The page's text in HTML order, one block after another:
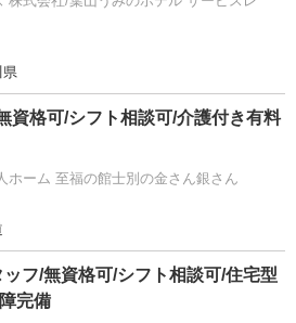
県
資格可/シフト相談可/介護付き有料
ホーム 至福の館士別の金さん銀さん
ッフ/無資格可/シフト相談可/住宅型
完備